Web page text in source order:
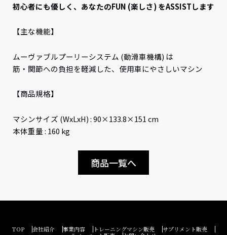
初心者にも優しく、あなたのFUN (楽しさ) をASSISTします
【主な機能】
ムーヴァブルプーリーシステム (動滑車機構) は
筋・関節への負担を軽減した、使用車にやさしいマシン
【商品規格】
マシンサイズ (WxLxH) : 90×133.8×151 cm
本体重量 : 160 kg
商品一覧へ
TOP 会社紹介 事業内容 トレーニングマシン販売
サプリメント販売